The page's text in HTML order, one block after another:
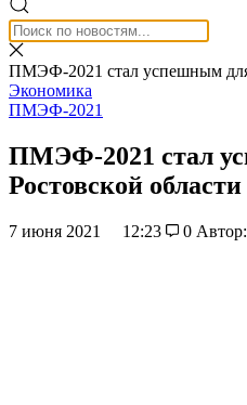
ПМЭФ-2021 стал успешным для
Экономика
ПМЭФ-2021
ПМЭФ-2021 стал
Ростовской области
7 июня 2021 12:23 0